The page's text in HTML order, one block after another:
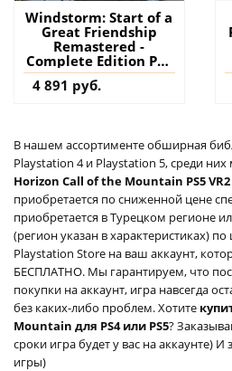
Windstorm: Start of a
Great Friendship
Remastered -
Complete Edition PS5
(Турция) купить
игру на аккаунт
4 891 руб.
В нашем ассортименте обширная
Playstation 4 и Playstation 5, среди
Horizon Call of the Mountain PS5
приобретается по сниженной цене
приобретается в Турецком регионе
(регион указан в характеристиках)
Playstation Store на ваш аккаунт,
БЕСПЛАТНО. Мы гарантируем, что
покупки на аккаунт, игра навсегда
без каких-либо проблем. Хотите
Mountain для PS4 или PS5?
сроки игра будет у вас на аккаунте)
игры)